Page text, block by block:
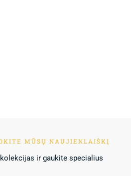
MŪSŲ NAUJIENLAIŠKĮ
ir gaukite specialius